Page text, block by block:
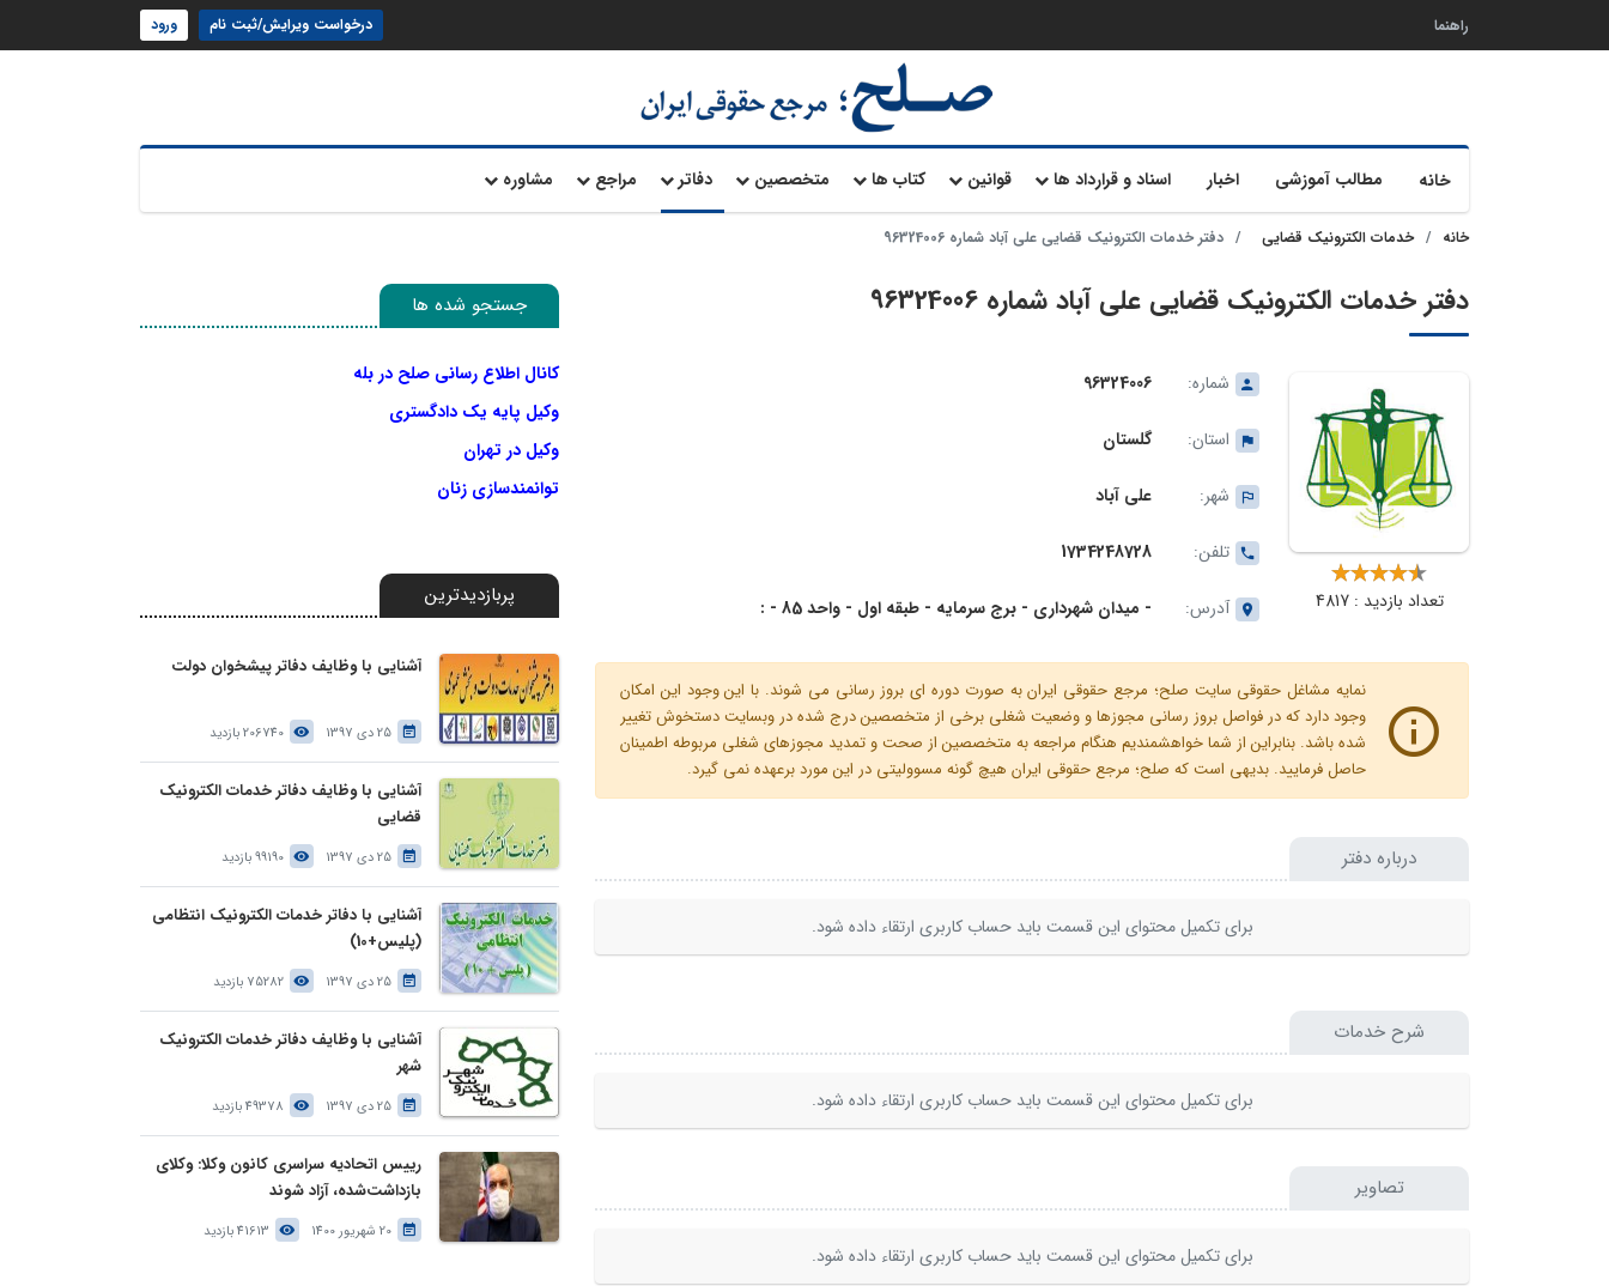
راهنما درخواست ویرایش/ثبت نام ورود
خانه مطالب آموزشی اخبار اسناد و قرارداد ها قوانین کتاب ها متخصصین دفاتر مراجع مشاوره
خانه خدمات الکترونیک قضایی دفتر خدمات الکترونیک قضایی علی آباد شماره 96324006
دفتر خدمات الکترونیک قضایی علی آباد شماره 96324006
تعداد بازدید : 4817
شماره: 96324006
استان: گلستان
شهر: علی آباد
تلفن: 1734248728
آدرس: - میدان شهرداری - برج سرمایه - طبقه اول - واحد 85 - :
نمایه مشاغل حقوقی سایت صلح؛ مرجع حقوقی ایران به صورت دوره ای بروز رسانی می شوند. با این وجود این امکان
وجود دارد که در فواصل بروز رسانی مجوزها و وضعیت شغلی برخی از متخصصین درج شده در وبسایت دستخوش تغییر
شده باشد. بنابراین از شما خواهشمندیم هنگام مراجعه به متخصصین از صحت و تمدید مجوزهای شغلی مربوطه اطمینان
حاصل فرمایید. بدیهی است که صلح؛ مرجع حقوقی ایران هیچ گونه مسوولیتی در این مورد برعهده نمی گیرد.
درباره دفتر
برای تکمیل محتوای این قسمت باید حساب کاربری ارتقاء داده شود.
شرح خدمات
برای تکمیل محتوای این قسمت باید حساب کاربری ارتقاء داده شود.
تصاویر
برای تکمیل محتوای این قسمت باید حساب کاربری ارتقاء داده شود.
جستجو شده ها
کانال اطلاع رسانی صلح در بله
وکیل پایه یک دادگستری
وکیل در تهران
توانمندسازی زنان
پربازدیدترین
آشنایی با وظایف دفاتر پیشخوان دولت
25 دی 1397 206740 بازدید
آشنایی با وظایف دفاتر خدمات الکترونیک
قضایی
25 دی 1397 99190 بازدید
آشنایی با دفاتر خدمات الکترونیک انتظامی
(پلیس+10)
25 دی 1397 75282 بازدید
آشنایی با وظایف دفاتر خدمات الکترونیک
شهر
25 دی 1397 49378 بازدید
رییس اتحادیه سراسری کانون وکلا: وکلای
بازداشت‌شده، آزاد شوند
20 شهریور 1400 41613 بازدید